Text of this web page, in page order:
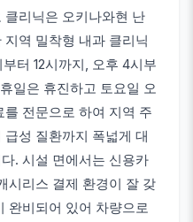
리닉은 오키나와현 난
역 밀착형 내과 클리닉
터 12시까지, 오후 4시부
일은 휴진하고 토요일 오
전문으로 하여 지역 주
성 질환까지 폭넓게 대
. 시설 면에서는 신용카
시리스 결제 환경이 잘 갖
완비되어 있어 차량으로